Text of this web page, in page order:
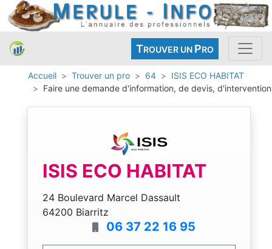
TROUVER UN PRO
Accueil Trouver un pro 64
ISIS ECO HABITAT
Faire une demande d'information, de devis, d'intervention
ISIS ECO HABITAT
24 Boulevard Marcel Dassault
64200 Biarritz
06 37 22 16 95